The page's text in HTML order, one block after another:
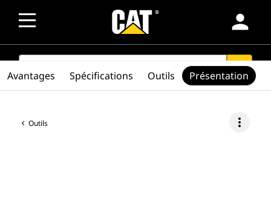
person
SEARCH search
Outils more_vert
Avantages Spécifications Outils Présentation